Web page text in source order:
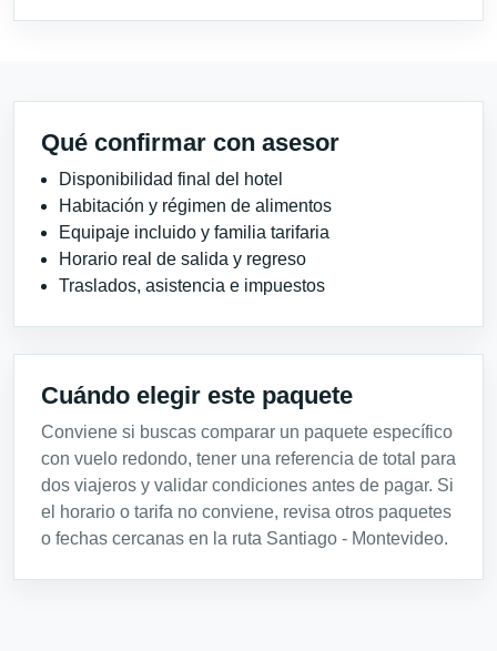
Qué confirmar con asesor
Disponibilidad final del hotel
Habitación y régimen de alimentos
Equipaje incluido y familia tarifaria
Horario real de salida y regreso
Traslados, asistencia e impuestos
Cuándo elegir este paquete
Conviene si buscas comparar un paquete específico
con vuelo redondo, tener una referencia de total para
dos viajeros y validar condiciones antes de pagar. Si
el horario o tarifa no conviene, revisa otros paquetes
o fechas cercanas en la ruta Santiago - Montevideo.